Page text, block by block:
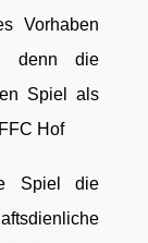
Vorhaben
denn die
Spiel als
Hof
Spiel die